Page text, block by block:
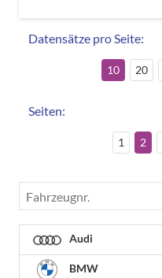
Datensätze pro Seite:
10 20
Seiten:
1 2
Fahrzeugnr.
Audi
BMW